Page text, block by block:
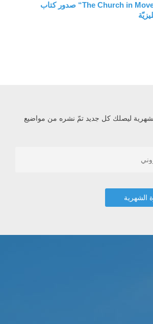
صدور كتاب “The Church in Movement” للمطران
ليصلك كل جديد تمّ نشره من مواضيع